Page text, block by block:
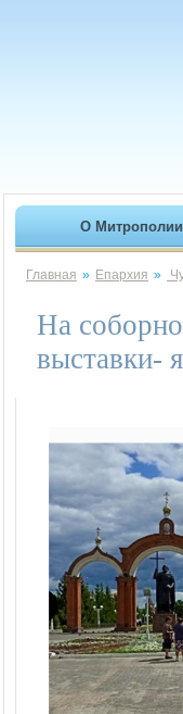
О Митрополии
Главная » Епархия »
На
выставки-